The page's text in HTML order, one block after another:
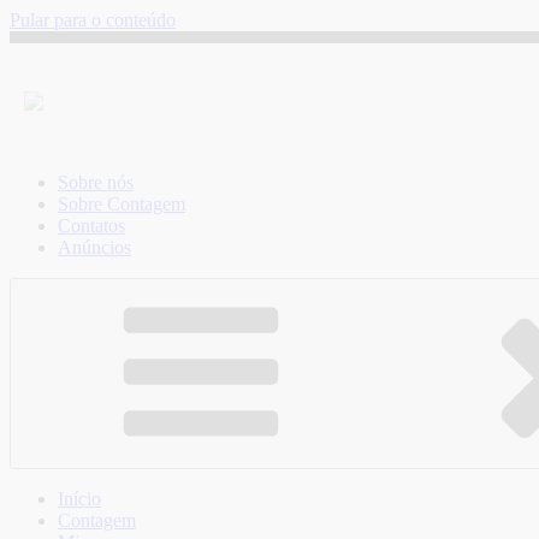
Pular para o conteúdo
Sobre nós
Sobre Contagem
Contatos
Anúncios
Início
Contagem